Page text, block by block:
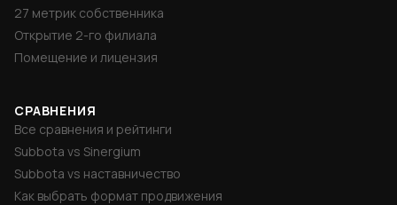
27 метрик собственника
Открытие 2-го филиала
Помещение и лицензия
СРАВНЕНИЯ
Все сравнения и рейтинги
Subbota vs Sinergium
Subbota vs наставничество
Как выбрать формат продвижения